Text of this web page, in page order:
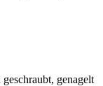
genagelt